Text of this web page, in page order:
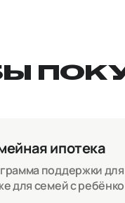
ипотека
поддержки
для семей с